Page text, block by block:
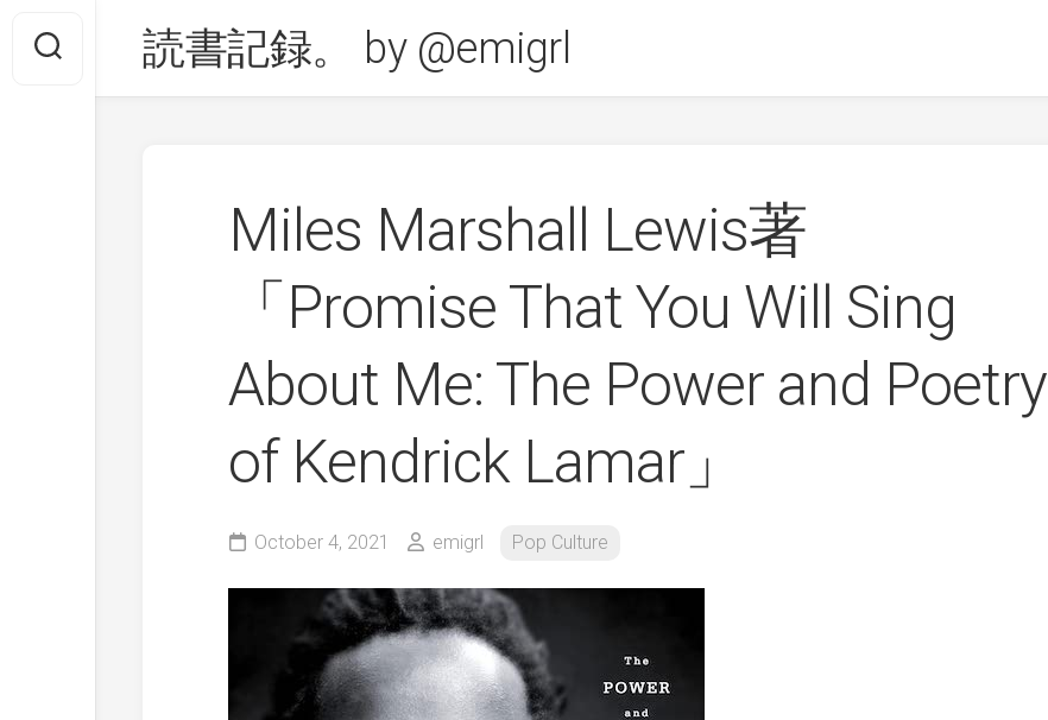
content
読書記録。 by @emigrl
Miles Marshall Lewis著
「Promise That You Will Sing
About Me: The Power and Poetry
of Kendrick Lamar」
October 4, 2021 emigrl Pop Culture